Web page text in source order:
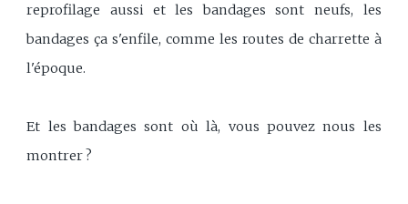
reprofilage aussi et les bandages sont neufs, les
bandages ça s'enfile, comme les routes de charrette à
l'époque.
Et les bandages sont où là, vous pouvez nous les
montrer ?